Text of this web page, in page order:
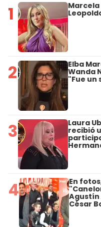
1 Marcela
2 Elba
Wanda
"Fue un
3 Laura
recibió
4 En
Agustín
César